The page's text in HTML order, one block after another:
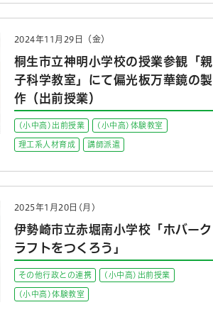
2024年11月29日（金）
桐生市立神明小学校の授業参観「親
子科学教室」にて偏光板万華鏡の製
作（出前授業）
(小中高)出前授業 (小中高)体験教室
理工系人材育成 講師派遣
2025年1月20日(月)
伊勢崎市立赤堀南小学校「ホバーク
ラフトをつくろう」
その他行政との連携 (小中高)出前授業
(小中高)体験教室